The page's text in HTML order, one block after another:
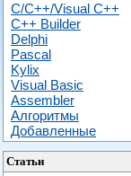
C/C++/Visual C++
С++ Builder
Delphi
Pascal
Kylix
Visual Basic
Assembler
Алгоритмы
Добавленные
Статьи